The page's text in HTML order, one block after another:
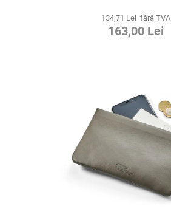
134,71 Lei fără TVA
163,00 Lei